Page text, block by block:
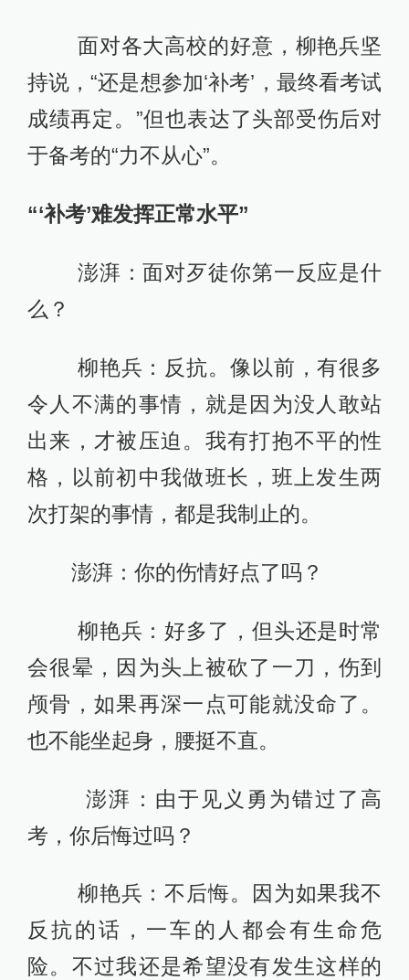
面对各大高校的好意，柳艳兵坚
持说，“还是想参加‘补考’，最终看考试
成绩再定。”但也表达了头部受伤后对
于备考的“力不从心”。
“‘补考’难发挥正常水平”
澎湃：面对歹徒你第一反应是什
么？
柳艳兵：反抗。像以前，有很多
令人不满的事情，就是因为没人敢站
出来，才被压迫。我有打抱不平的性
格，以前初中我做班长，班上发生两
次打架的事情，都是我制止的。
澎湃：你的伤情好点了吗？
柳艳兵：好多了，但头还是时常
会很晕，因为头上被砍了一刀，伤到
颅骨，如果再深一点可能就没命了。
也不能坐起身，腰挺不直。
澎湃：由于见义勇为错过了高
考，你后悔过吗？
柳艳兵：不后悔。因为如果我不
反抗的话，一车的人都会有生命危
险。不过我还是希望没有发生这样的